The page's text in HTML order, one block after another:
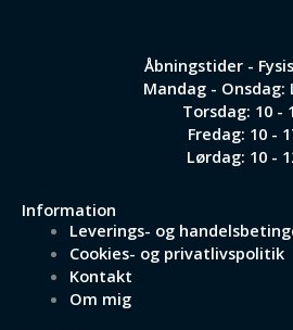
Åbningstider -
Mandag - Onsdag:
Torsdag: 10 -
Fredag: 10 -
Lørdag: 10 -
Information
Leverings- og
Cookies- og privatlivspolitik
Kontakt
Om mig